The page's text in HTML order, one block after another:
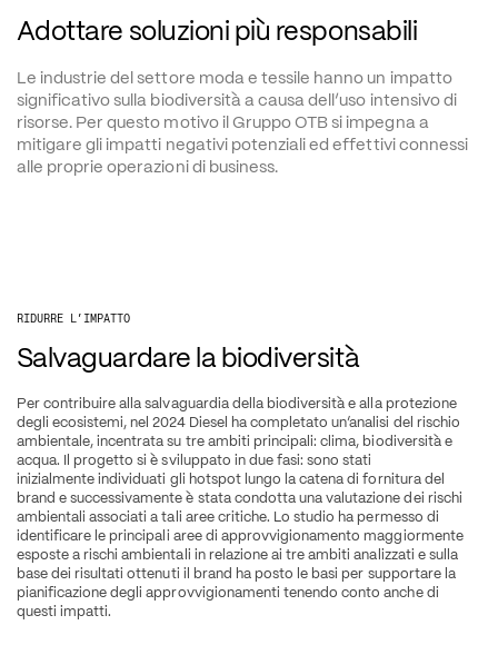
Adottare soluzioni più responsabili
Le industrie del settore moda e tessile hanno un impatto
significativo sulla biodiversità a causa dell’uso intensivo di
risorse. Per questo motivo il Gruppo OTB si impegna a
mitigare gli impatti negativi potenziali ed effettivi connessi
alle proprie operazioni di business.
RIDURRE L’IMPATTO
Salvaguardare la biodiversità
Per contribuire alla salvaguardia della biodiversità e alla protezione
degli ecosistemi, nel 2024 Diesel ha completato un’analisi del rischio
ambientale, incentrata su tre ambiti principali: clima, biodiversità e
acqua. Il progetto si è sviluppato in due fasi: sono stati
inizialmente individuati gli hotspot lungo la catena di fornitura del
brand e successivamente è stata condotta una valutazione dei rischi
ambientali associati a tali aree critiche. Lo studio ha permesso di
identificare le principali aree di approvvigionamento maggiormente
esposte a rischi ambientali in relazione ai tre ambiti analizzati e sulla
base dei risultati ottenuti il brand ha posto le basi per supportare la
pianificazione degli approvvigionamenti tenendo conto anche di
questi impatti.